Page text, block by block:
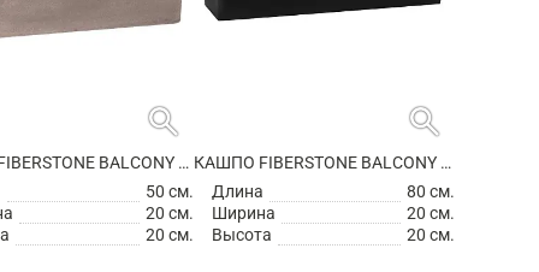
search
КАШПО FIBERSTONE BALCONY S, TAUPE
50 см.
20 см.
20 см.
search
КАШПО FIBERSTONE BALCONY XL BLACK
Длина
80 см.
Ширина
20 см.
Высота
20 см.